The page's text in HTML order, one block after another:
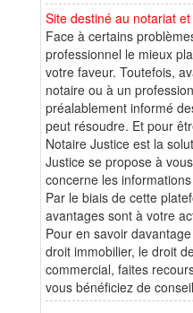
Site destiné au notariat
Face à certains
professionnel le mieux
votre faveur. Toutefois,
notaire ou à un
préalablement informé
peut résoudre. Et pour
Notaire Justice est la
Justice se propose à
concerne les
Par le biais de cette
avantages sont à votre
Pour en savoir
droit immobilier, le droit
commercial, faites
vous bénéficiez de